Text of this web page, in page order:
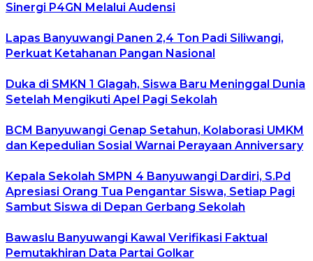
Sinergi P4GN Melalui Audensi
Lapas Banyuwangi Panen 2,4 Ton Padi Siliwangi,
Perkuat Ketahanan Pangan Nasional
Duka di SMKN 1 Glagah, Siswa Baru Meninggal Dunia
Setelah Mengikuti Apel Pagi Sekolah
BCM Banyuwangi Genap Setahun, Kolaborasi UMKM
dan Kepedulian Sosial Warnai Perayaan Anniversary
Kepala Sekolah SMPN 4 Banyuwangi Dardiri, S.Pd
Apresiasi Orang Tua Pengantar Siswa, Setiap Pagi
Sambut Siswa di Depan Gerbang Sekolah
Bawaslu Banyuwangi Kawal Verifikasi Faktual
Pemutakhiran Data Partai Golkar